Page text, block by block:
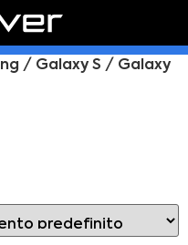
RIPARAZIONE
/ Galaxy S / Galaxy